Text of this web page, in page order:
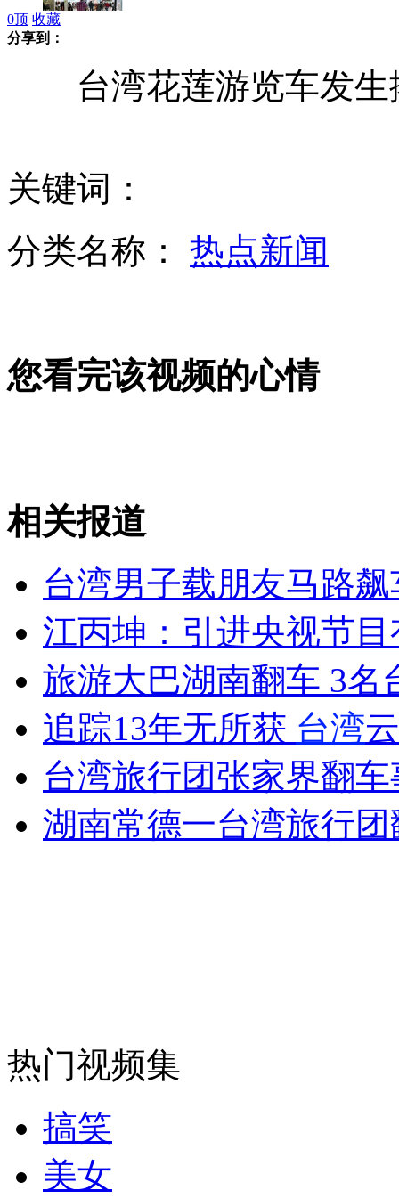
广交会现恢复性增长 要建立外贸竞争新优势
5岁女童被反锁家中 攀水管坠楼
雅安震区见闻:上里古镇游客稀少商户生意难做
火锅店羊肉进货公开的秘密：猪肉鸭肉混合羊肉
山西运城恶犬咬伤多人 警民合力深夜将其击毙
无痛分娩是否安全 医生回应
外交部：反对强权政治霸凌主义
外交部：有关国家言论片面不公正
消防员救轻生者 花炮节热闹非凡
纽约上演“枕头大战”
0顶 收藏
分享到：
台湾花莲游览车发生
关键词：
分类名称： 热点新闻
您看完该视频的心情
相关报道
台湾男子载朋友马路
江丙坤：引进央视节
旅游大巴湖南翻车 3名
追踪13年无所获 台湾
台湾旅行团张家界翻
湖南常德一台湾旅行
热门视频集
搞笑
美女